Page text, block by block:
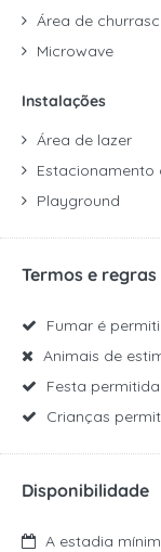
Área de
Microwave
Instalações
Área de lazer
Estacionamento
Playground
Termos e regras
Fumar é
Animais de
Festa permitida:
Crianças
Disponibilidade
A estadia